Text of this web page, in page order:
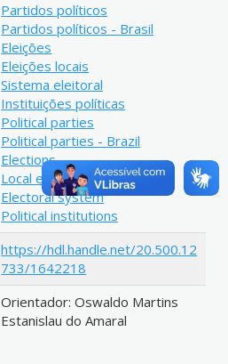
Partidos políticos
Partidos políticos - Brasil
Eleições
Eleições locais
Sistema eleitoral
Instituições políticas
Political parties
Political parties - Brazil
Elections
Local elections
Electoral system
Political institutions
https://hdl.handle.net/20.500.12
733/1642218
Orientador: Oswaldo Martins
Estanislau do Amaral